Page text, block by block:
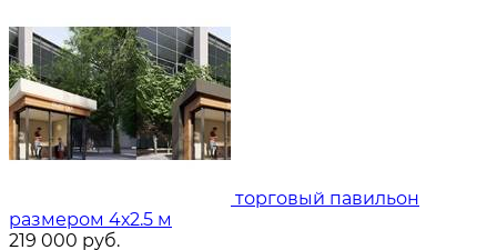
торговый павильон
размером 4х2.5 м
219 000 руб.